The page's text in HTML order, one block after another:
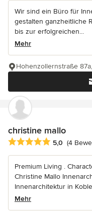
Wir sind ein Büro für
gestalten ganzheitliche
bis zur erfolgreichen...
Mehr
Hohenzollernstraße
christine mallo
Durchschnittliche
5,0 (4
Premium Living .
Christine Mallo
Innenarchitektur in
Mehr